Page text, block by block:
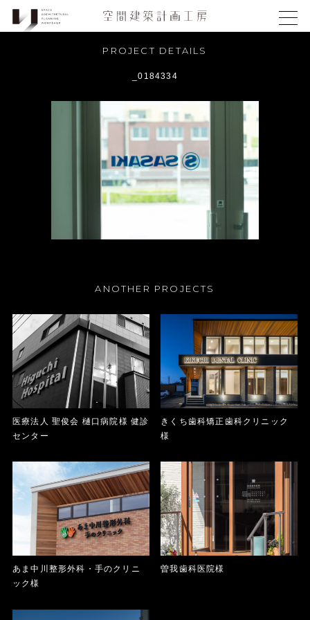
PROJECT DETAILS
_0184334
ANOTHER PROJECTS
医療法人 聖俊会 樋口病院様 健診
センター
きくち歯科矯正歯科クリニック
様
あま中川整形外科・手のクリニ
ック様
曽我歯科医院様